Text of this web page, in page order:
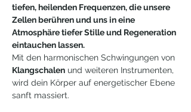
tiefen, heilenden Frequenzen, die unsere
Zellen berühren und uns in eine
Atmosphäre tiefer Stille und Regeneration
eintauchen lassen.
Mit den harmonischen Schwingungen von
Klangschalen und weiteren Instrumenten,
wird dein Körper auf energetischer Ebene
sanft massiert.